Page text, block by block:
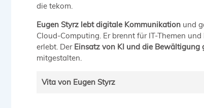
die tekom.
Eugen Styrz lebt digitale Kommunikation und
Cloud-Computing. Er brennt für IT-Themen
erlebt. DerEinsatz von KI und die Bewältigung
mitgestalten.
Vita von Eugen Styrz